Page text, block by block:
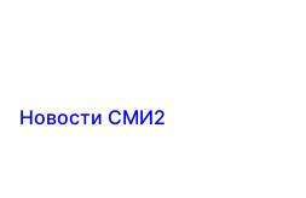
Новости СМИ2